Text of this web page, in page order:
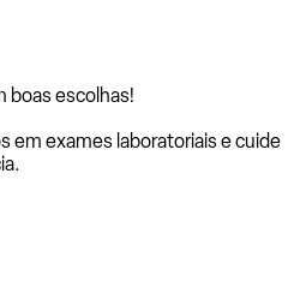
boas escolhas!
em exames laboratoriais e cuide